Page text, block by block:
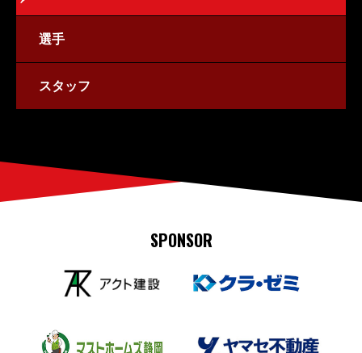
選手
スタッフ
SPONSOR